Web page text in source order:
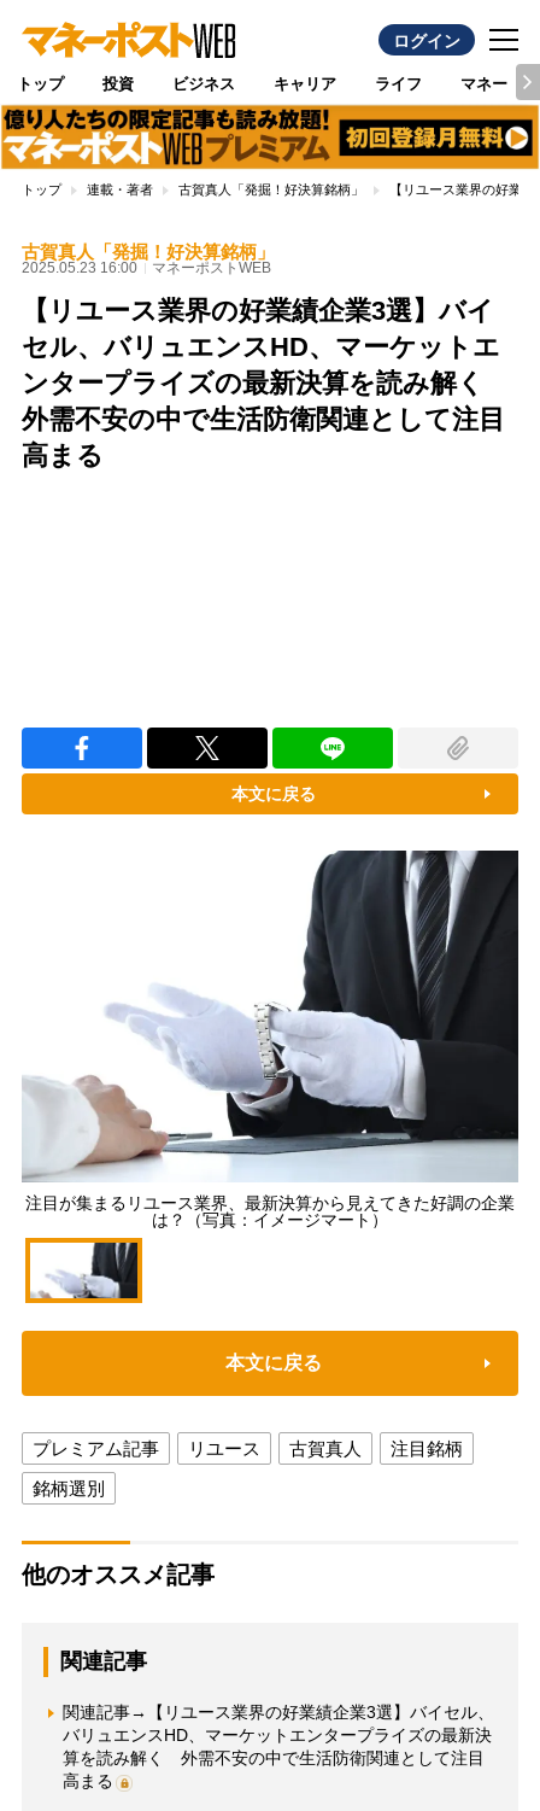
ログイン
トップ 投資 ビジネス キャリア ライフ マネー
トップ 連載・著者 古賀真人「発掘！好決算銘柄」 【リユース業界の好業
古賀真人「発掘！好決算銘柄」
2025.05.23 16:00 マネーポストWEB
【リユース業界の好業績企業3選】バイ
セル、バリュエンスHD、マーケットエ
ンタープライズの最新決算を読み解く
外需不安の中で生活防衛関連として注目
高まる
本文に戻る
注目が集まるリユース業界、最新決算から見えてきた好調の企業
は？（写真：イメージマート）
本文に戻る
プレミアム記事 リユース 古賀真人
注目銘柄
銘柄選別
他のオススメ記事
関連記事
関連記事→【リユース業界の好業績企業3選】バイセル、
バリュエンスHD、マーケットエンタープライズの最新決
算を読み解く 外需不安の中で生活防衛関連として注目
高まる